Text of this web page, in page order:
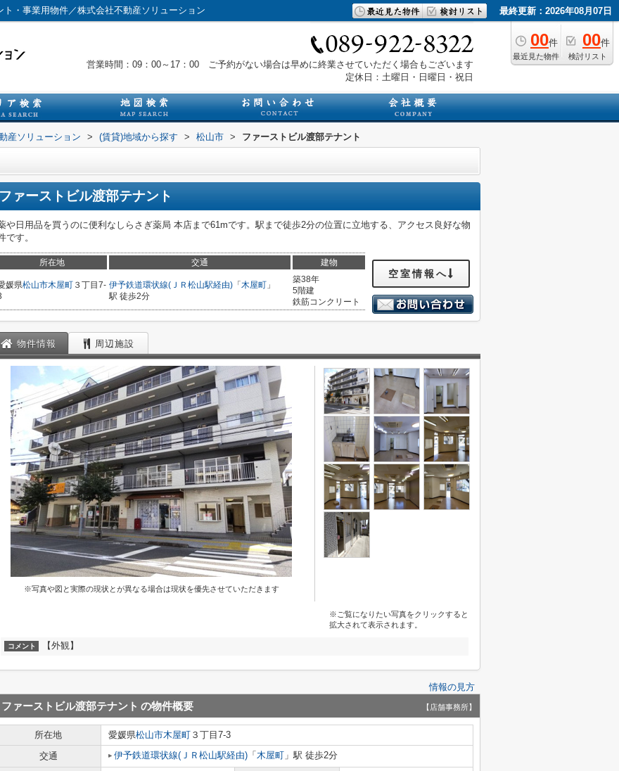
・事業用物件／株式会社不動産ソリューション 最終更新：2026年08月07日
00件
最近見た物件
00件
検討リスト
営業時間：09：00～17：00 ご予約がない場合は早めに終業させていただく場合もございます
定休日：土曜日・日曜日・祝日
産ソリューション > (賃貸)地域から探す > 松山市 > ファーストビル渡部テナント
ファーストビル渡部テナント
や日用品を買うのに便利なしらさぎ薬局 本店まで61mです。駅まで徒歩2分の位置に立地する、アクセス良好な物
です。
所在地 交通 建物
媛県松山市木屋町 ３丁目7- 伊予鉄道環状線(ＪＲ松山駅経由) 「 木屋町 」
駅 徒歩2分
築38年
5階建
鉄筋コンクリート
空室情報へ
物件情報 周辺施設
※写真や図と実際の現状とが異なる場合は現状を優先させていただきます
※ご覧になりたい写真をクリックすると
拡大されて表示されます。
コメント 【外観】
情報の見方
ファーストビル渡部テナント の物件概要 【店舗事務所】
所在地 愛媛県松山市木屋町 ３丁目7-3
交通
伊予鉄道環状線(ＪＲ松山駅経由) 「 木屋町 」駅 徒歩2分